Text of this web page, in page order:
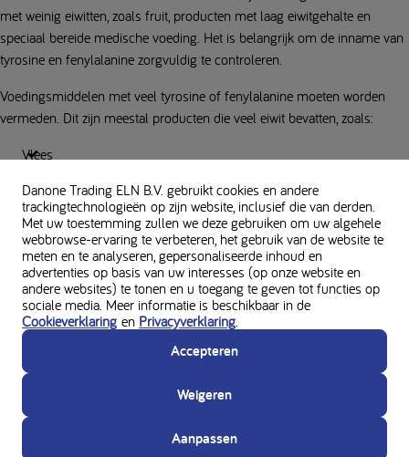
met weinig eiwitten, zoals fruit, producten met laag eiwitgehalte en
speciaal bereide medische voeding. Het is belangrijk om de inname van
tyrosine en fenylalanine zorgvuldig te controleren.
Voedingsmiddelen met veel tyrosine of fenylalanine moeten worden
vermeden. Dit zijn meestal producten die veel eiwit bevatten, zoals:
Vlees
Vis
Zuivel
Eieren
Noten
Een volledige lijst wordt meestal verstrekt door een arts of diëtist.
Leven met tyrosinemie
(TYR)
Leven met TYR vraagt om voortdurende aandacht voor een dieet met
Danone Trading ELN B.V. gebruikt cookies en andere
trackingtechnologieën op zijn website, inclusief die van derden.
Met uw toestemming zullen we deze gebruiken om uw algehele
webbrowse-ervaring te verbeteren, het gebruik van de website te
meten en te analyseren, gepersonaliseerde inhoud en
advertenties op basis van uw interesses (op onze website en
andere websites) te tonen en u toegang te geven tot functies op
sociale media. Meer informatie is beschikbaar in de
Cookieverklaring en Privacyverklaring
Accepteren
Weigeren
Aanpassen